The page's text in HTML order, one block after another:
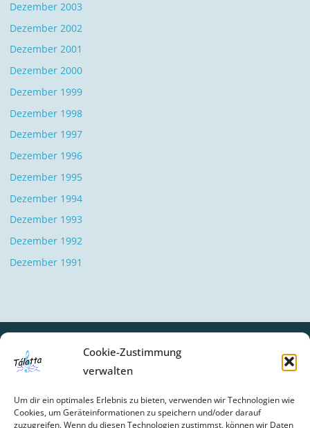
Cookie-Zustimmung
verwalten
Um dir ein optimales Erlebnis zu bieten, verwenden wir Technologien wie
Cookies, um Geräteinformationen zu speichern und/oder darauf
zuzugreifen. Wenn du diesen Technologien zustimmst, können wir Daten
Dezember 2003
Dezember 2002
Dezember 2001
Dezember 2000
Dezember 1999
Dezember 1998
Dezember 1997
Dezember 1996
Dezember 1995
Dezember 1994
Dezember 1993
Dezember 1992
Dezember 1991
BIBERBACH CHOR-UPDATE FEIER GESCHICHTE